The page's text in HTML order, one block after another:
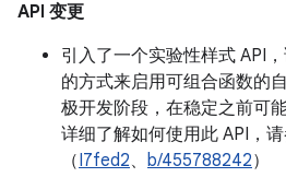
API 变更
引入了一个实验性样式 API
的方式来启用可组合函数的
极开发阶段，在稳定之前可
详细了解如何使用此 API，请
（I7fed2、 b/455788242）